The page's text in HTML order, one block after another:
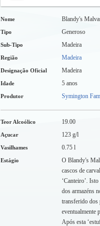
Nome Blandy's
Tipo Generoso
Sub-Tipo Madeira
Região Madeira
Designação Oficial Madeira
Idade 5 anos
Produtor Symington
Teor Alcoólico 19.00
Açucar 123 g/l
Vasilhames 0.75 l
Estágio
O Blandy's
cascos de
‘Canteiro’.
dos armazéns
transferido dos
eventualmente
Após esta